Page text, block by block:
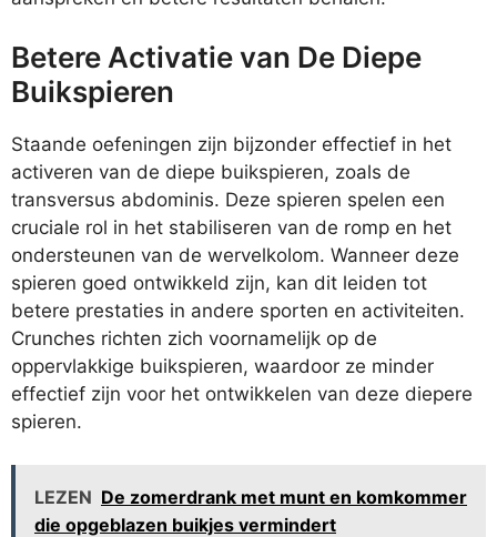
Betere Activatie van De Diepe
Buikspieren
Staande oefeningen zijn bijzonder effectief in het
activeren van de diepe buikspieren, zoals de
transversus abdominis. Deze spieren spelen een
cruciale rol in het stabiliseren van de romp en het
ondersteunen van de wervelkolom. Wanneer deze
spieren goed ontwikkeld zijn, kan dit leiden tot
betere prestaties in andere sporten en activiteiten.
Crunches richten zich voornamelijk op de
oppervlakkige buikspieren, waardoor ze minder
effectief zijn voor het ontwikkelen van deze diepere
spieren.
LEZEN De zomerdrank met munt en komkommer
die opgeblazen buikjes vermindert